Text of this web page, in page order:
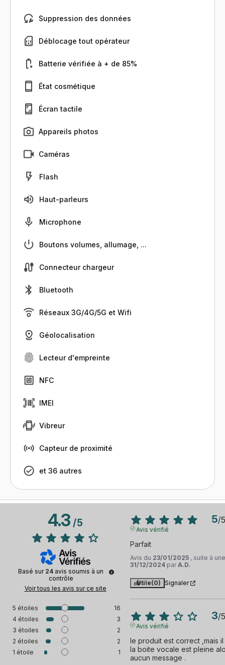
Suppression des données
Déblocage tout opérateur
Batterie vérifiée à + de 85%
État cosmétique
Écran tactile
Appareils photos
Caméras
Flash
Haut-parleurs
Microphone
Boutons volumes, allumage, ...
Connecteur chargeur
Bluetooth
Réseaux 3G/4G/5G et Wifi
Géolocalisation
Lecteur d'empreinte
NFC
IMEI
Vibreur
Capteur de proximité
et 36 autres
4.3/5
Basé sur 24 avis soumis à un
contrôle
Voir tous les avis sur ce site
5 étoiles
16
4 étoiles
3
3 étoiles
2
2 étoiles
2
1 étoile 1
5/5
Avis vérifié
Parfait
Avis du 23/01/2025 , suite à
31/12/2024 par A.D.
Utile(0) Signaler
3/5
Avis vérifié
le produit est correct ,mais
la boite vocale est pleine
aucun message .